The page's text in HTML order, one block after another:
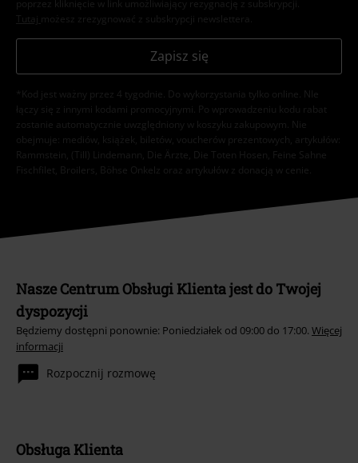
poprzez kliknięcie w link umożliwiający rezygnację z subskrypcji.
Tutaj możesz zrezygnować z subskrypcji newslettera.
Zapisz się
*Kod jest ważny przez 4 tygodnie. Do wykorzystania tylko online. NIe
łączy się z innymi kodami promocyjnymi. Po wprowadzeniu kodu rabat
zostanie automatycznie uwzględniony w koszyku zakupowym. Nie
obejmuje: mediów, książek, biletów, voucherów prezentowych, artykułów:
Rammstein, (Till) Lindemann, Die Ärzte, Die Toten Hosen, Feine Sahne
Fischfilet, Broilers, Böhse Onkelz oraz artykułów z donacją w cenie.
Nasze Centrum Obsługi Klienta jest do Twojej
dyspozycji
Będziemy dostępni ponownie: Poniedziałek od 09:00 do 17:00. Więcej
informacji
Rozpocznij rozmowę
Obsługa Klienta